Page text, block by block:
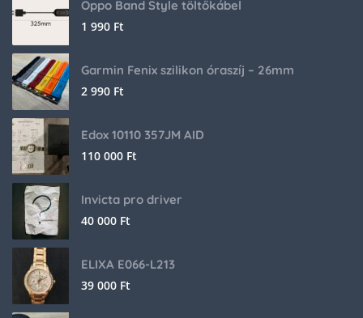
Oppo Band Style töltőkábel
1 990 Ft
Garmin Fenix szilikon óraszíj – 26mm
2 990 Ft
Edox 10110 357JM AID
110 000 Ft
Invicta pro driver
40 000 Ft
ELIXA E066-L213
39 000 Ft